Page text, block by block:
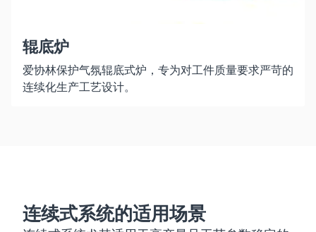
辊底炉
爱协林保护气氛辊底式炉，专为对工件质量要求严苛的
连续化生产工艺设计。
连续式系统的适用场景